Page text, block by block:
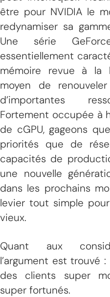
être pour NVIDIA le
redynamiser sa
Une série
essentiellement
mémoire revue à la
moyen de
d’importantes
Fortement occupée à
de cGPU, gageons
priorités que de
capacités de
une nouvelle
dans les prochains
levier tout simple
vieux.
Quant aux
l’argument est trouvé
des clients super
super fortunés.